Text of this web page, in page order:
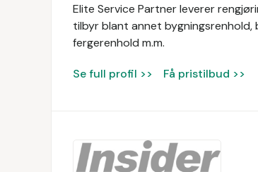
Elite Service Partner leverer
tilbyr blant annet
fergerenhold m.m.
Se full profil >> Få pristilbud >>